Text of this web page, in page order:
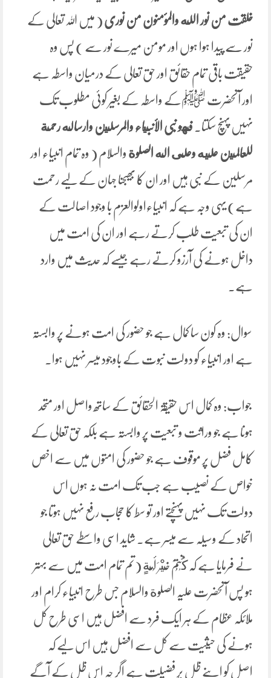
خلقت من نور الله والمؤمنون من نوری ( میں اللہ تعالی کے
نور سے پیدا ہوا ہوں اور مومن میرے نور سے ) پس وہ
حقیقت باقی تمام حقائق اور حق تعالی کے درمیان واسطہ ہے
اور آنحضرت ﷺکے واسطہ کے بغیر کوئی مطلوب تک
نہیں پہنچ سکتا۔ فهونبی الأنبياء والمرسلين وارسالهرحمة
للعالمين عليه وعلى اله الصلوة والسلام ( وہ تمام انبیاء اور
مرسلین کے نبی ہیں اور ان کا بھیجنا جہان کے لیے رحمت
ہے) یہی وجہ ہے کہ انبیاءاولوالعزم با وجود اصالت کے
ان کی تبعیت طلب کرتے رہے اور ان کی امت میں
داخل ہونے کی آرزو کرتے رہے جیسے کہ حدیث میں وارد
ہے۔
سوال: وہ کون سا کمال ہے جو حضور کی امت ہونے پر وابستہ
ہے اور انبیاء کو دولت نبوت کے باوجود میسر نہیں ہوا۔
جواب: وہ کمال اس حقیقۃ الحقائق کے ساتھ واصل اور متحد
ہونا ہے جو وراثت و تبعیت پر وابستہ ہے بلکہ حق تعالی کے
کامل فضل پر موقوف ہے جو حضور کی امتوں میں سے اخص
خواص کے نصیب ہے جب تک امت نہ ہوں اس
دولت تک نہیں پہنچتے اور تو سط کا حجاب رفع نہیں ہوتا جو
اتحاد کے وسیلہ سے میسر ہے۔ شاید اسی واسطے حق تعالی
نے فرمایا ہے کہ كُنْتُمْ ‌خَيْرَ أُمَّةٍ (تم تمام امت میں سے بہتر
ہو پس آنحضرت علیہ الصلوة والسلام جس طرح انبیاء کرام اور
ملائکہ عظام کے ہر ایک فرد سے افضل ہیں اسی طرح کل
ہونے کی حیثیت سے کل سے افضل ہیں اس لیے کہ
اصل کو اپنے ظل پر فضیلت ہے اگر چہ اس ظل کے آگے